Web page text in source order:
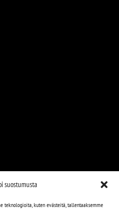
suostumusta
teknologioita, kuten evästeitä, tallentaaksemme